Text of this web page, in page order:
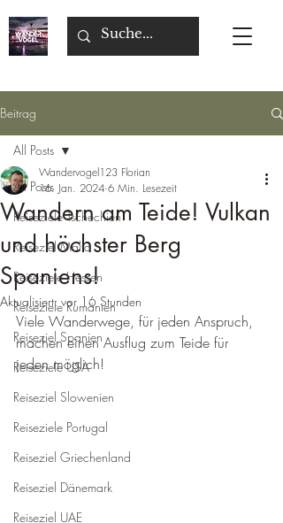
Beitrag
All Posts
Reiseziele Tschechien
Reiseziel Malta
Reiseziele Hessen
Reiseziele Rumänien
Reiseziel Spanien
Reiseziele USA
Reiseziel Slowenien
Reiseziele Portugal
Reiseziel Griechenland
Reiseziel Dänemark
Reiseziel UAE
All Posts
Wandern am Teide! Vulkan
und höchster Berg
Spaniens!
Wandervogel123 Florian
16. Jan. 2024 6 Min. Lesezeit
Aktualisiert: vor 16 Stunden
Viele Wanderwege, für jeden Anspruch,
machen einen Ausflug zum Teide für
jeden möglich!